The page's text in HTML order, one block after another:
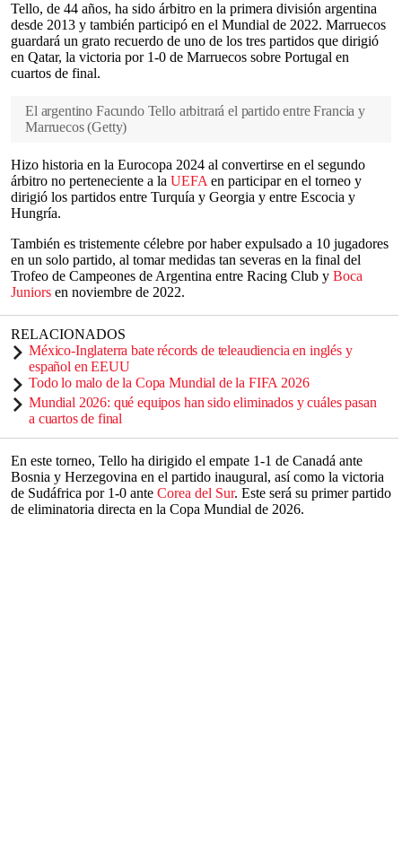
Tello, de 44 años, ha sido árbitro en la primera división argentina
desde 2013 y también participó en el Mundial de 2022. Marruecos
guardará un grato recuerdo de uno de los tres partidos que dirigió
en Qatar, la victoria por 1-0 de Marruecos sobre Portugal en
cuartos de final.
El argentino Facundo Tello arbitrará el partido entre Francia y
Marruecos (Getty)
Hizo historia en la Eurocopa 2024 al convertirse en el segundo
árbitro no perteneciente a la UEFA en participar en el torneo y
dirigió los partidos entre Turquía y Georgia y entre Escocia y
Hungría.
También es tristemente célebre por haber expulsado a 10 jugadores
en un solo partido, al tomar medidas tan severas en la final del
Trofeo de Campeones de Argentina entre Racing Club y Boca
Juniors en noviembre de 2022.
RELACIONADOS
México-Inglaterra bate récords de teleaudiencia en inglés y
español en EEUU
Todo lo malo de la Copa Mundial de la FIFA 2026
Mundial 2026: qué equipos han sido eliminados y cuáles pasan
a cuartos de final
En este torneo, Tello ha dirigido el empate 1-1 de Canadá ante
Bosnia y Herzegovina en el partido inaugural, así como la victoria
de Sudáfrica por 1-0 ante Corea del Sur. Este será su primer partido
de eliminatoria directa en la Copa Mundial de 2026.